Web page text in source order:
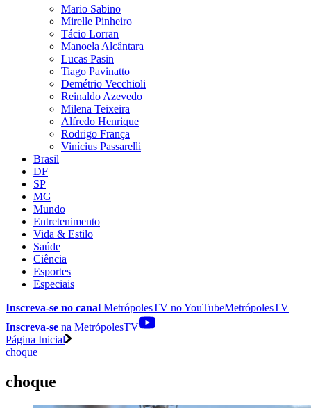
Mario Sabino
Mirelle Pinheiro
Tácio Lorran
Manoela Alcântara
Lucas Pasin
Tiago Pavinatto
Demétrio Vecchioli
Reinaldo Azevedo
Milena Teixeira
Alfredo Henrique
Rodrigo França
Vinícius Passarelli
Brasil
DF
SP
MG
Mundo
Entretenimento
Vida & Estilo
Saúde
Ciência
Esportes
Especiais
Inscreva-se no canal MetrópolesTV noYouTubeMetrópolesTV
Inscreva-se na MetrópolesTV
Página Inicial
choque
choque